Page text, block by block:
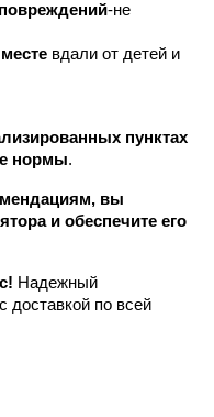
-не
вдали от детей и
пунктах
нормы.
вы
и обеспечите его
Надежный
доставкой по всей